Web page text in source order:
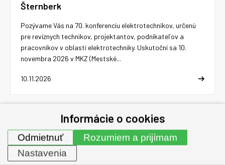
Šternberk
10.11.2026
Pozývame Vás na 70. konferenciu elektrotechnikov, určenú
pre revíznych technikov, projektantov, podnikateľov a
pracovníkov v oblasti elektrotechniky. Uskutoční sa 10.
novembra 2026 v MKZ (Mestské...
Mimoriadne akcie
Informácie o cookies
Rozumiem a prijímam
Odmietnuť
Nastavenia